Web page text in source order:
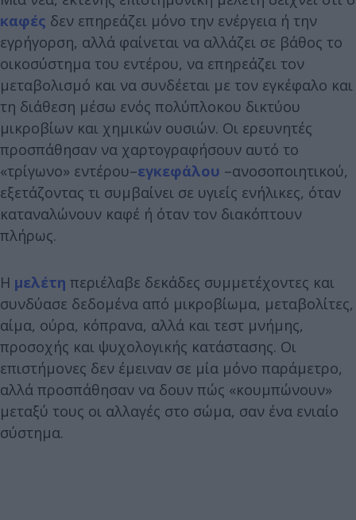
καφές δεν επηρεάζει μόνο την ενέργεια ή την
εγρήγορση, αλλά φαίνεται να αλλάζει σε βάθος το
οικοσύστημα του εντέρου, να επηρεάζει τον
μεταβολισμό και να συνδέεται με τον εγκέφαλο και
τη διάθεση μέσω ενός πολύπλοκου δικτύου
μικροβίων και χημικών ουσιών. Οι ερευνητές
προσπάθησαν να χαρτογραφήσουν αυτό το
«τρίγωνο» εντέρου–εγκεφάλου –ανοσοποιητικού,
εξετάζοντας τι συμβαίνει σε υγιείς ενήλικες, όταν
καταναλώνουν καφέ ή όταν τον διακόπτουν
πλήρως.
Η μελέτη περιέλαβε δεκάδες συμμετέχοντες και
συνδύασε δεδομένα από μικροβίωμα, μεταβολίτες,
αίμα, ούρα, κόπρανα, αλλά και τεστ μνήμης,
προσοχής και ψυχολογικής κατάστασης. Οι
επιστήμονες δεν έμειναν σε μία μόνο παράμετρο,
αλλά προσπάθησαν να δουν πώς «κουμπώνουν»
μεταξύ τους οι αλλαγές στο σώμα, σαν ένα ενιαίο
σύστημα.